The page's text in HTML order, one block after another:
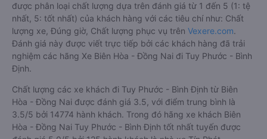
được phân loại chất lượng dựa trên đánh giá từ 1 đến 5 (1: tệ
nhất, 5: tốt nhất) của khách hàng với các tiêu chí như: Chất
lượng xe, Đúng giờ, Chất lượng phục vụ trên Vexere.com.
Đánh giá này được viết trực tiếp bởi các khách hàng đã trải
nghiệm các hãng Xe Biên Hòa - Đồng Nai đi Tuy Phước - Bình
Định.
Chất lượng các xe khách đi Tuy Phước - Bình Định từ Biên
Hòa - Đồng Nai được đánh giá 3.5, với điểm trung bình là
3.5/5 bởi 14774 hành khách. Trong đó hãng xe khách Biên
Hòa - Đồng Nai Tuy Phước - Bình Định tốt nhất tuyến được